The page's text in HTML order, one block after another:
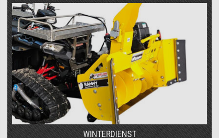
WINTERDIENST